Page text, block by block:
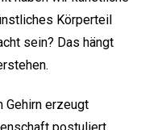
Körperteil
sein? Das hängt
Gehirn erzeugt